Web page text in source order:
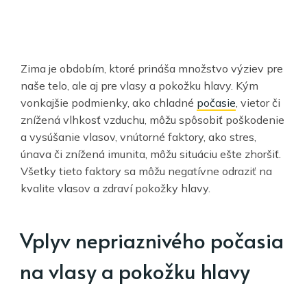
Zima je obdobím, ktoré prináša množstvo výziev pre
naše telo, ale aj pre vlasy a pokožku hlavy. Kým
vonkajšie podmienky, ako chladné počasie, vietor či
znížená vlhkosť vzduchu, môžu spôsobiť poškodenie
a vysúšanie vlasov, vnútorné faktory, ako stres,
únava či znížená imunita, môžu situáciu ešte zhoršiť.
Všetky tieto faktory sa môžu negatívne odraziť na
kvalite vlasov a zdraví pokožky hlavy.
Vplyv nepriaznivého počasia
na vlasy a pokožku hlavy